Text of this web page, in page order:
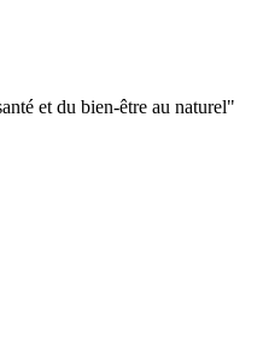
et du bien-être au naturel"